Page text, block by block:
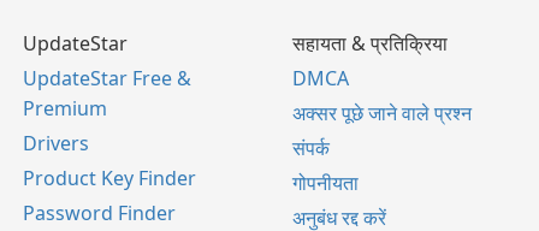
UpdateStar
UpdateStar Free &
Premium
Drivers
Product Key Finder
Password Finder
सहायता & प्रतिक्रिया
DMCA
अक्सर पूछे जाने वाले प्रश्न
संपर्क
गोपनीयता
अनुबंध रद्द करें